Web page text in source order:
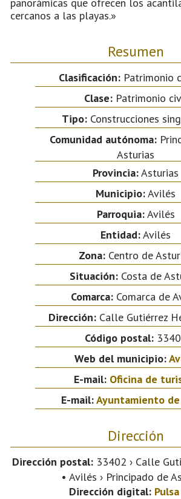
cercanos a las playas.»
Resumen
Clasificación:Patrimonio
Clase:Patrimonio
Tipo: Construcciones
Comunidad autónoma:
Asturias
Provincia:Asturias
Municipio:Avilés
Parroquia:Avilés
Entidad:Avilés
Zona:Centro de
Situación: Costa de
Comarca: Comarca de
Dirección:Calle Gutiérrez
Código postal:
Web del municipio:
E-mail: Oficina de
E-mail:Ayuntamiento
Dirección
Dirección postal:33402 › Calle
• Avilés › Principado de
Dirección digital: